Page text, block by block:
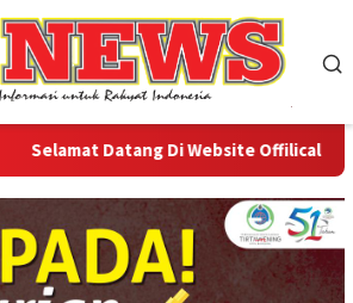
Selamat Datang Di Website Offilical PI-